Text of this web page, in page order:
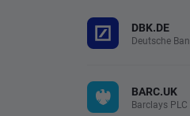
DBK.DE
Deutsche
BARC.UK
Barclays PLC